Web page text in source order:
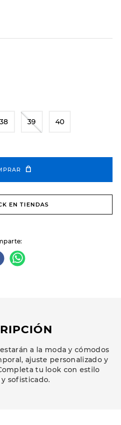
38 39 40
EN TIENDAS
a la moda y cómodos
ajuste personalizado y
tu look con estilo
sofisticado.